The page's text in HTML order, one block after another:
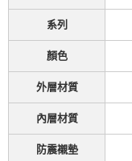
系列
顏色
外層材質
內層材質
防震襯墊